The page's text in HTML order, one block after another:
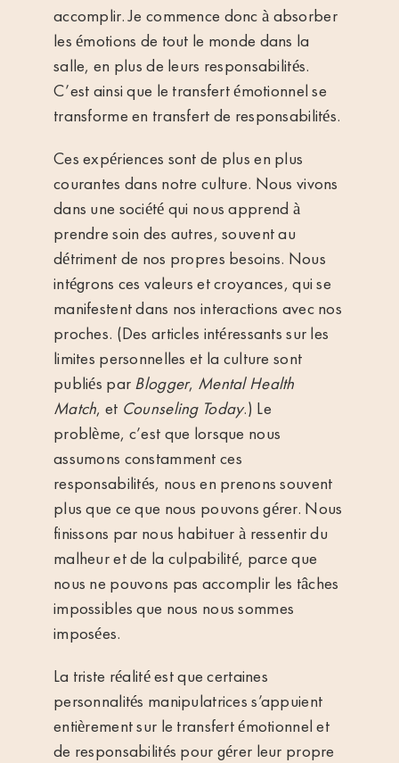
accomplir. Je commence donc à absorber
les émotions de tout le monde dans la
salle, en plus de leurs responsabilités.
C’est ainsi que le transfert émotionnel se
transforme en transfert de responsabilités.
Ces expériences sont de plus en plus
courantes dans notre culture. Nous vivons
dans une société qui nous apprend à
prendre soin des autres, souvent au
détriment de nos propres besoins. Nous
intégrons ces valeurs et croyances, qui se
manifestent dans nos interactions avec nos
proches. (Des articles intéressants sur les
limites personnelles et la culture sont
publiés par Blogger, Mental Health
Match, et Counseling Today.) Le
problème, c’est que lorsque nous
assumons constamment ces
responsabilités, nous en prenons souvent
plus que ce que nous pouvons gérer. Nous
finissons par nous habituer à ressentir du
malheur et de la culpabilité, parce que
nous ne pouvons pas accomplir les tâches
impossibles que nous nous sommes
imposées.
La triste réalité est que certaines
personnalités manipulatrices s’appuient
entièrement sur le transfert émotionnel et
de responsabilités pour gérer leur propre